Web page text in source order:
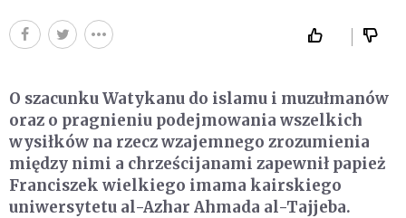
O szacunku Watykanu do islamu i muzułmanów
oraz o pragnieniu podejmowania wszelkich
wysiłków na rzecz wzajemnego zrozumienia
między nimi a chrześcijanami zapewnił papież
Franciszek wielkiego imama kairskiego
uniwersytetu al-Azhar Ahmada al-Tajjeba.